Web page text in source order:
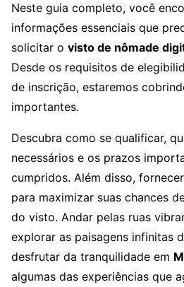
Neste guia completo, você
informações essenciais que
solicitar o visto de nômade
Desde os requisitos de
de inscrição, estaremos
importantes.
Descubra como se qualificar,
necessários e os prazos
cumpridos. Além disso,
para maximizar suas chances
do visto. Andar pelas ruas
explorar as paisagens infinitas
desfrutar da tranquilidade em
algumas das experiências que